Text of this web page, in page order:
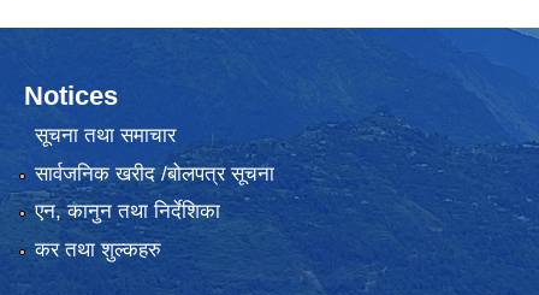
Notices
सूचना तथा समाचार
सार्वजनिक खरीद /बोलपत्र सूचना
एन, कानुन तथा निर्देशिका
कर तथा शुल्कहरु